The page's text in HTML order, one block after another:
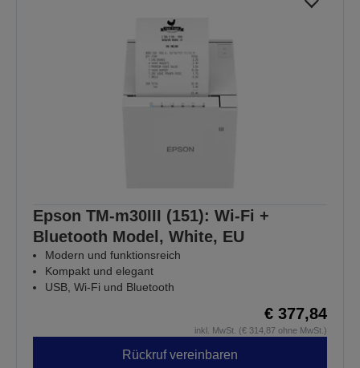
Epson TM-m30III (151): Wi-Fi +
Bluetooth Model, White, EU
Modern und funktionsreich
Kompakt und elegant
USB, Wi-Fi und Bluetooth
€ 377,84
inkl. MwSt. (€ 314,87 ohne MwSt.)
Rückruf vereinbaren